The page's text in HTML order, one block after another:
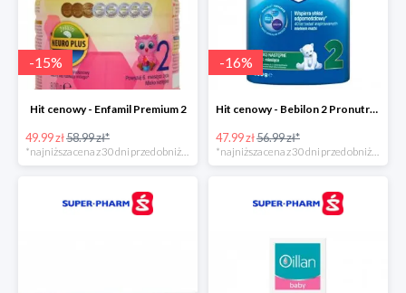
-15%
Hit cenowy - Enfamil Premium 2
49.99 zł58.99 zł*
-16%
Hit cenowy - Bebilon 2 Pronutra-Advance
47.99 zł56.99 zł*